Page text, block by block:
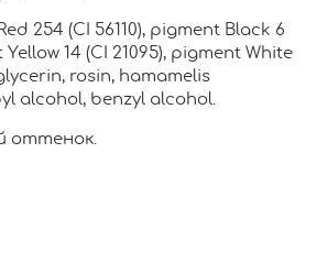
254 (CI 56110), pigment Black 6
14 (CI 21095), pigment White
rosin, hamamelis
alcohol, benzyl alcohol.
оттенок.